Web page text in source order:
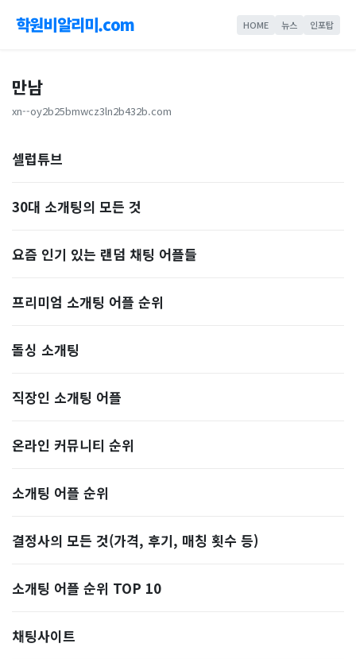
학원비알리미.com HOME 뉴스 인포탑
만남
xn--oy2b25bmwcz3ln2b432b.com
셀럽튜브
30대 소개팅의 모든 것
요즘 인기 있는 랜덤 채팅 어플들
프리미엄 소개팅 어플 순위
돌싱 소개팅
직장인 소개팅 어플
온라인 커뮤니티 순위
소개팅 어플 순위
결정사의 모든 것(가격, 후기, 매칭 횟수 등)
소개팅 어플 순위 TOP 10
​채팅사이트